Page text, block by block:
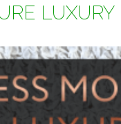
LUXURY